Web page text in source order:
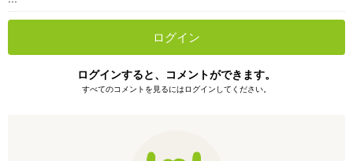
ログイン
ログインすると、コメントができます。
すべてのコメントを見るにはログインしてください。